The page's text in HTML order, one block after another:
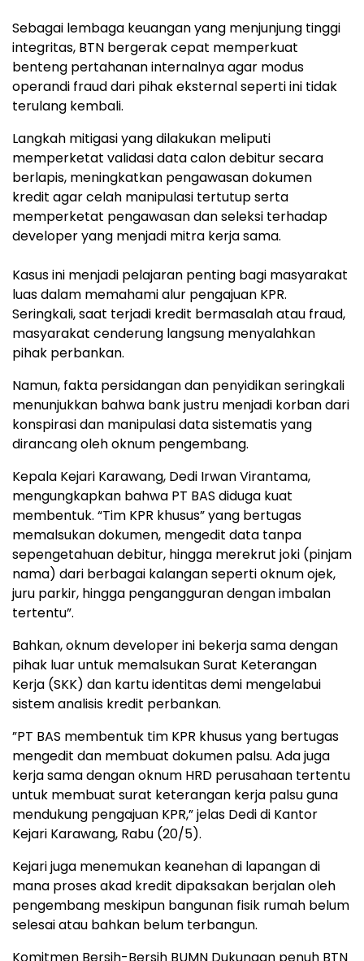
Sebagai lembaga keuangan yang menjunjung tinggi
integritas, BTN bergerak cepat memperkuat
benteng pertahanan internalnya agar modus
operandi fraud dari pihak eksternal seperti ini tidak
terulang kembali.
Langkah mitigasi yang dilakukan meliputi
memperketat validasi data calon debitur secara
berlapis, meningkatkan pengawasan dokumen
kredit agar celah manipulasi tertutup serta
memperketat pengawasan dan seleksi terhadap
developer yang menjadi mitra kerja sama.
​Kasus ini menjadi pelajaran penting bagi masyarakat
luas dalam memahami alur pengajuan KPR.
Seringkali, saat terjadi kredit bermasalah atau fraud,
masyarakat cenderung langsung menyalahkan
pihak perbankan.
Namun, fakta persidangan dan penyidikan seringkali
menunjukkan bahwa bank justru menjadi korban dari
konspirasi dan manipulasi data sistematis yang
dirancang oleh oknum pengembang.
​Kepala Kejari Karawang, Dedi Irwan Virantama,
mengungkapkan bahwa PT BAS diduga kuat
membentuk. “Tim KPR khusus” yang bertugas
memalsukan dokumen, mengedit data tanpa
sepengetahuan debitur, hingga merekrut joki (pinjam
nama) dari berbagai kalangan seperti oknum ojek,
juru parkir, hingga pengangguran dengan imbalan
tertentu”.
​Bahkan, oknum developer ini bekerja sama dengan
pihak luar untuk memalsukan Surat Keterangan
Kerja (SKK) dan kartu identitas demi mengelabui
sistem analisis kredit perbankan.
​”PT BAS membentuk tim KPR khusus yang bertugas
mengedit dan membuat dokumen palsu. Ada juga
kerja sama dengan oknum HRD perusahaan tertentu
untuk membuat surat keterangan kerja palsu guna
mendukung pengajuan KPR,” jelas Dedi di Kantor
Kejari Karawang, Rabu (20/5).
​Kejari juga menemukan keanehan di lapangan di
mana proses akad kredit dipaksakan berjalan oleh
pengembang meskipun bangunan fisik rumah belum
selesai atau bahkan belum terbangun.